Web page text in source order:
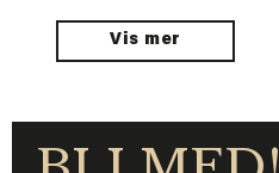
Vis mer